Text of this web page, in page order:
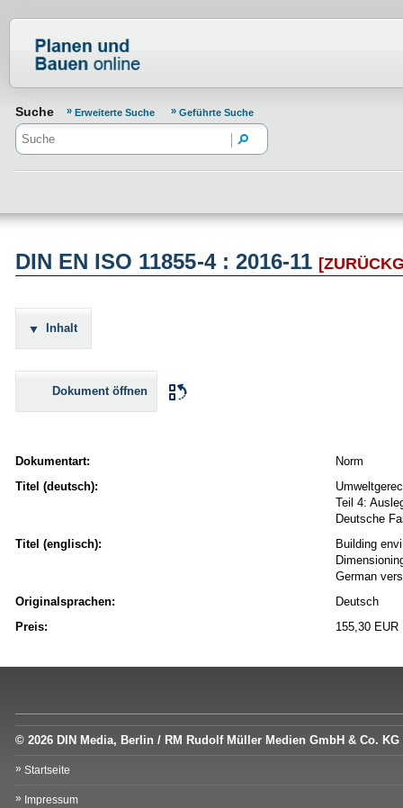
Suche Erweiterte Suche Geführte Suche
DIN EN ISO 11855-4 : 2016-11
Inhalt
Dokument öffnen
Dokumentart:
Norm
Titel (deutsch):
Teil 4:
Deutsche
Titel (englisch):
Building
German
Originalsprachen:
Deutsch
Preis:
155,30 EUR
© 2026 DIN Media, Berlin / RM Rudolf Müller Medien GmbH & Co. KG
Startseite
Impressum